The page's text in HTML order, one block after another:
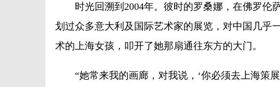
时光回溯到2004年。彼时的罗桑娜，在佛罗伦
划过众多意大利及国际艺术家的展览，对中国几乎
术的上海女孩，叩开了她那扇通往东方的大门。
“她常来我的画廊，对我说，‘你必须去上海策